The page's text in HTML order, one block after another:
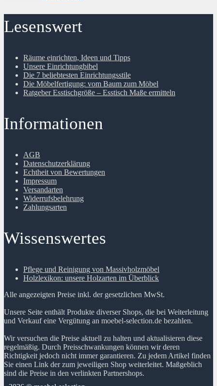
Lesenswert
Räume einrichten, Ideen und Tipps
Unsere Einrichtungbibel
Die 7 beliebtesten Einrichtungsstile
Die Möbelfertigung: vom Baum zum Möbel
Ratgeber Esstischgröße – Esstisch Maße ermitteln
Informationen
AGB
Datenschutzerklärung
Echtheit von Bewertungen
Impressum
Versandarten
Widerrufsbelehrung
Zahlungsarten
Wissenswertes
Pflege und Reinigung von Massivholzmöbel
Holzlexikon: unsere Holzarten im Überblick
Alle angezeigten Preise inkl. der gesetzlichen MwSt.
Unsere Seite enthält Produkte diverser Shops, die bei Weiterleitung
und Verkauf eine Vergütung an moebel-selection.de bezahlen.
Wir versuchen die Preise aktuell zu halten und aktualisieren diese
regelmäßig. Durch Preisschwankungen können wir deren
Richtigkeit jedoch nicht immer garantieren. Zu jedem Artikel finden
Sie einen Link der zum jeweiligen Shop weiterleitet. Maßgeblich
sind die Preise in den verlinkten Partnershops.